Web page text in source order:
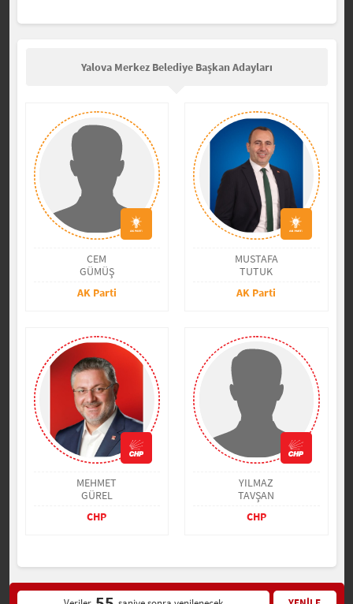
Yalova Merkez Belediye Başkan Adayları
CEM
GÜMÜŞ
AK Parti
MUSTAFA
TUTUK
AK Parti
MEHMET
GÜREL
CHP
YILMAZ
TAVŞAN
CHP